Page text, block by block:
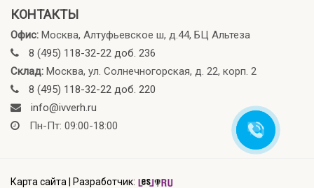
КОНТАКТЫ
Офис: Москва, Алтуфьевское ш, д.44, БЦ Альтеза
8 (495) 118-32-22 доб. 236
Склад: Москва, ул. Солнечногорская, д. 22, корп. 2
8 (495) 118-32-22 доб. 220
info@ivverh.ru
Пн-Пт: 09:00-18:00
Карта сайта Разработчик: